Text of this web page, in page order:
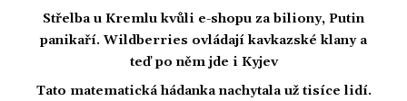
Střelba u Kremlu kvůli e-shopu za biliony, Putin
panikaří. Wildberries ovládají kavkazské klany a
teď po něm jde i Kyjev
Tato matematická hádanka nachytala už tisíce lidí.